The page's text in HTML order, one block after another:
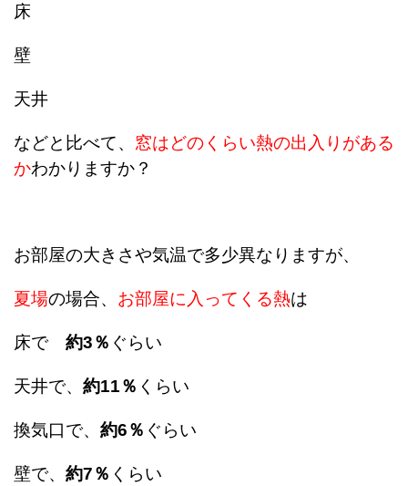
床
壁
天井
などと比べて、 窓はどのくらい熱の出入りがある
かわかりますか？
お部屋の大きさや気温で多少異なりますが、
夏場の場合、 お部屋に入ってくる熱は
床で 約3％ ぐらい
天井で、 約11％ くらい
換気口で、 約6％ ぐらい
壁で、 約7％ くらい